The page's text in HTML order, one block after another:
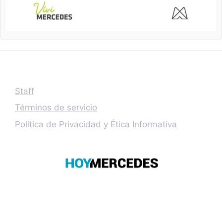
Staff
Términos de servicio
Política de Privacidad y Ética Informativa